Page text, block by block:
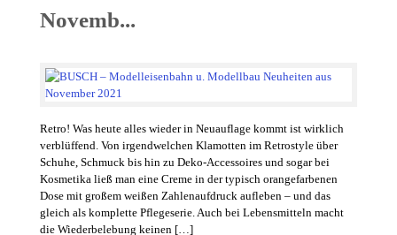
Novemb...
Retro! Was heute alles wieder in Neuauflage kommt ist wirklich
verblüffend. Von irgendwelchen Klamotten im Retrostyle über
Schuhe, Schmuck bis hin zu Deko-Accessoires und sogar bei
Kosmetika ließ man eine Creme in der typisch orangefarbenen
Dose mit großem weißen Zahlenaufdruck aufleben – und das
gleich als komplette Pflegeserie. Auch bei Lebensmitteln macht
die Wiederbelebung keinen […]